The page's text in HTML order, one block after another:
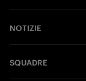
NOTIZIE
SQUADRE